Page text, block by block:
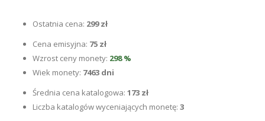
Ostatnia cena: 299 zł
Cena emisyjna: 75 zł
Wzrost ceny monety: 298 %
Wiek monety: 7463 dni
Średnia cena katalogowa: 173 zł
Liczba katalogów wyceniających monetę: 3